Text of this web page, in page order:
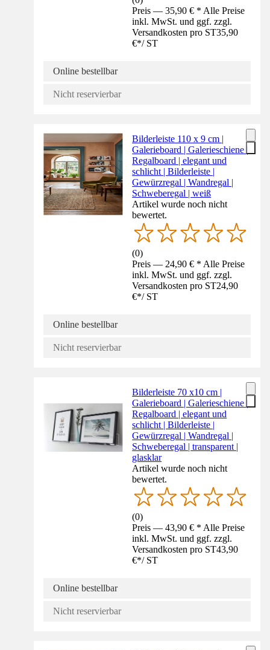
Preis — 35,90 € * Alle Preise
inkl. MwSt. und ggf. zzgl.
Versandkosten pro ST35,90
€*/ ST
Online bestellbar
Nicht reservierbar
Bilderleiste 110 x 9 cm |
Galerieboard | Galerieschiene |
Regalboard | elegant und
schlicht | Bilderleiste |
Gewürzregal | Wandregal |
Schweberegal | weiß
Artikel wurde noch nicht
bewertet.
(0)
Preis — 24,90 € * Alle Preise
inkl. MwSt. und ggf. zzgl.
Versandkosten pro ST24,90
€*/ ST
Online bestellbar
Nicht reservierbar
Bilderleiste 70 x10 cm |
Galerieboard | Galerieschiene |
Regalboard | elegant und
schlicht | Bilderleiste |
Gewürzregal | Wandregal |
Schweberegal | transparent |
glasklar
Artikel wurde noch nicht
bewertet.
(0)
Preis — 43,90 € * Alle Preise
inkl. MwSt. und ggf. zzgl.
Versandkosten pro ST43,90
€*/ ST
Online bestellbar
Nicht reservierbar